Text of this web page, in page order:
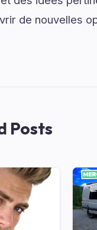
de nouvelles
Posts